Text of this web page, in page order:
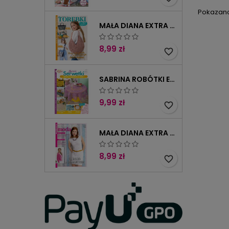
MAŁA DIANA EXTRA 3/2026
8,99 zł favorite_border
SABRINA ROBÓTKI EXTRA 4/2025
9,99 zł favorite_border
MAŁA DIANA EXTRA 2/2025
8,99 zł favorite_border